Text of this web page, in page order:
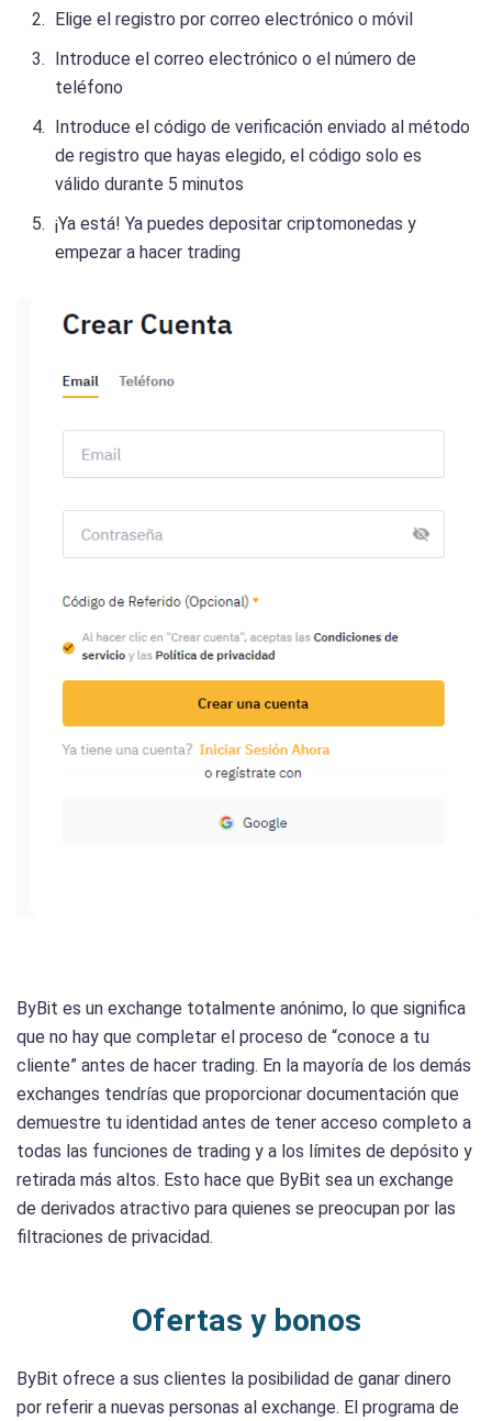
Elige el registro por correo electrónico o móvil
Introduce el correo electrónico o el número de
teléfono
Introduce el código de verificación enviado al método
de registro que hayas elegido, el código solo es
válido durante 5 minutos
¡Ya está! Ya puedes depositar criptomonedas y
empezar a hacer trading
ByBit es un exchange totalmente anónimo, lo que significa
que no hay que completar el proceso de “conoce a tu
cliente” antes de hacer trading. En la mayoría de los demás
exchanges tendrías que proporcionar documentación que
demuestre tu identidad antes de tener acceso completo a
todas las funciones de trading y a los límites de depósito y
retirada más altos. Esto hace que ByBit sea un exchange
de derivados atractivo para quienes se preocupan por las
filtraciones de privacidad.
Ofertas y bonos
ByBit ofrece a sus clientes la posibilidad de ganar dinero
por referir a nuevas personas al exchange. El programa de